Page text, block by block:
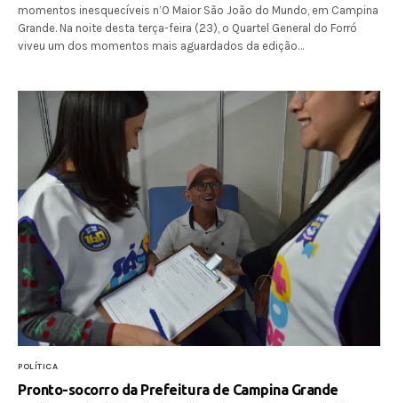
momentos inesquecíveis n’O Maior São João do Mundo, em Campina
Grande. Na noite desta terça-feira (23), o Quartel General do Forró
viveu um dos momentos mais aguardados da edição…
POLÍTICA
Pronto-socorro da Prefeitura de Campina Grande